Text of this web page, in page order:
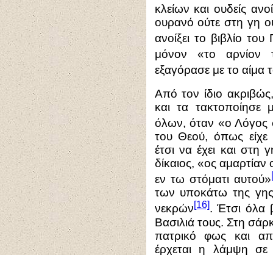
κλείων και ουδείς
ουρανό ούτε στη γη
ανοίξει το βιβλίο
μόνον «το αρνίον
εξαγόρασε με το αίμα
Από τον ίδιο
και τα τακτοποίησε
όλων, όταν «ο Λόγος
του Θεού, όπως είχε
έτσι να έχει και στη
δίκαιος, «ος
εν τω στόματι αυτού»
των υποκάτω της
νεκρών[16]. Έτσι όλα
Βασιλιά τους. Στη
πατρικό φως και
έρχεται η λάμψη